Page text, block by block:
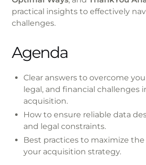
practical insights to effectively
challenges.
Agenda
Clear answers to overcome
legal, and financial challenges
acquisition.
How to ensure reliable data
and legal constraints.
Best practices to maximize
your acquisition strategy.